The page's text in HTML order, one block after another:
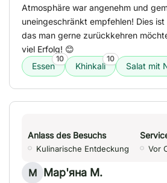
Atmosphäre war angenehm und
uneingeschränkt empfehlen! Dies
das man gerne zurückkehren
viel Erfolg! 😊
Essen
10
Khinkali
10
Salat mit
Anlass des Besuchs
Kulinarische Entdeckung Vor
М Мар'яна М.